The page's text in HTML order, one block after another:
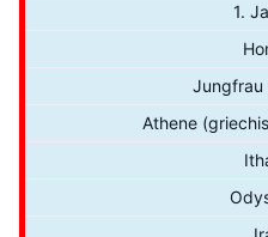
1.
Jungfrau
Athene